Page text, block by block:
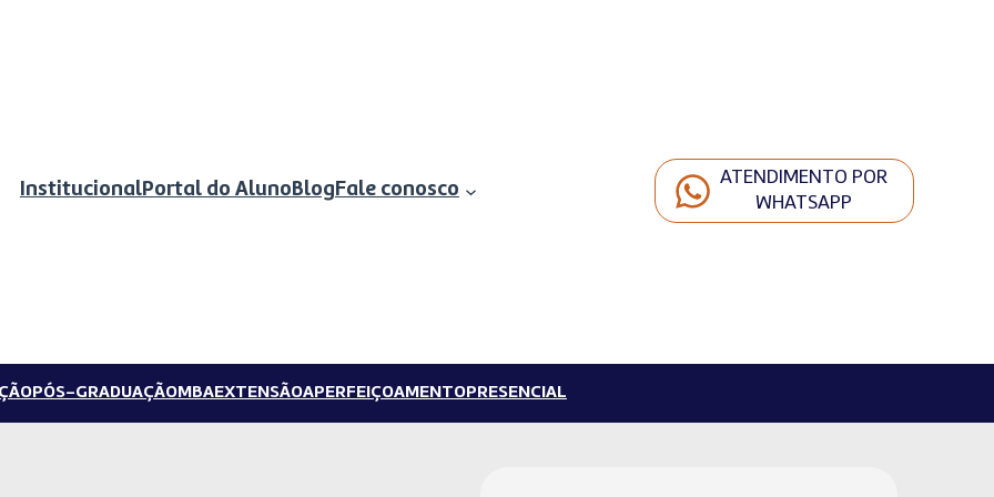
InstitucionalPortal do AlunoBlogFale conosco
ATENDIMENTO POR
WHATSAPP
PÓS-GRADUAÇÃOMBAEXTENSÃOAPERFEIÇOAMENTOPRESENCIAL